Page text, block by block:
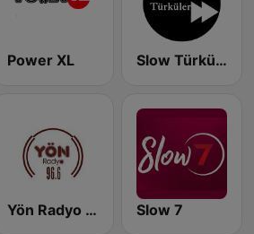
Power XL Slow Türküler
Yön Radyo Turku Slow 7